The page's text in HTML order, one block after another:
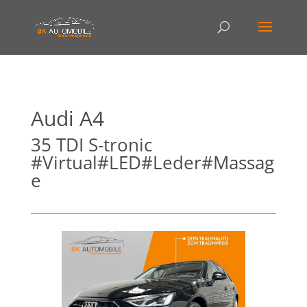
Audi A4
35 TDI S-tronic
#Virtual#LED#Leder#Massag
e